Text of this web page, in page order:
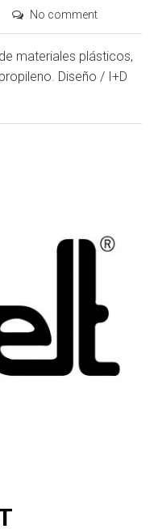
No comment
materiales plásticos,
Diseño / I+D